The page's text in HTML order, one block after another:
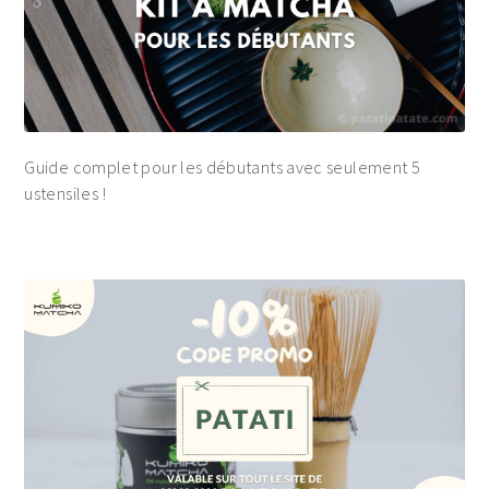
Guide complet pour les débutants avec seulement 5
ustensiles !